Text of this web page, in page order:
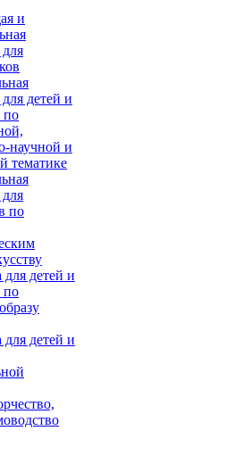
и
для
детей и
по
научной и
тематике
для
по
для детей и
по
для детей и